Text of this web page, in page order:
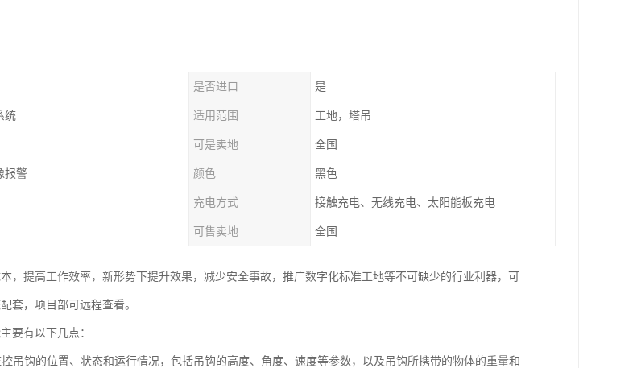
是否进口 是
统 适用范围 工地，塔吊
可是卖地 全国
报警 颜色 黑色
充电方式 接触充电、无线充电、太阳能板充电
可售卖地 全国
，提高工作效率，新形势下提升效果，减少安全事故，推广数字化标准工地等不可缺少的行业利器，可
套，项目部可远程查看。
要有以下几点：
吊钩的位置、状态和运行情况，包括吊钩的高度、角度、速度等参数，以及吊钩所携带的物体的重量和